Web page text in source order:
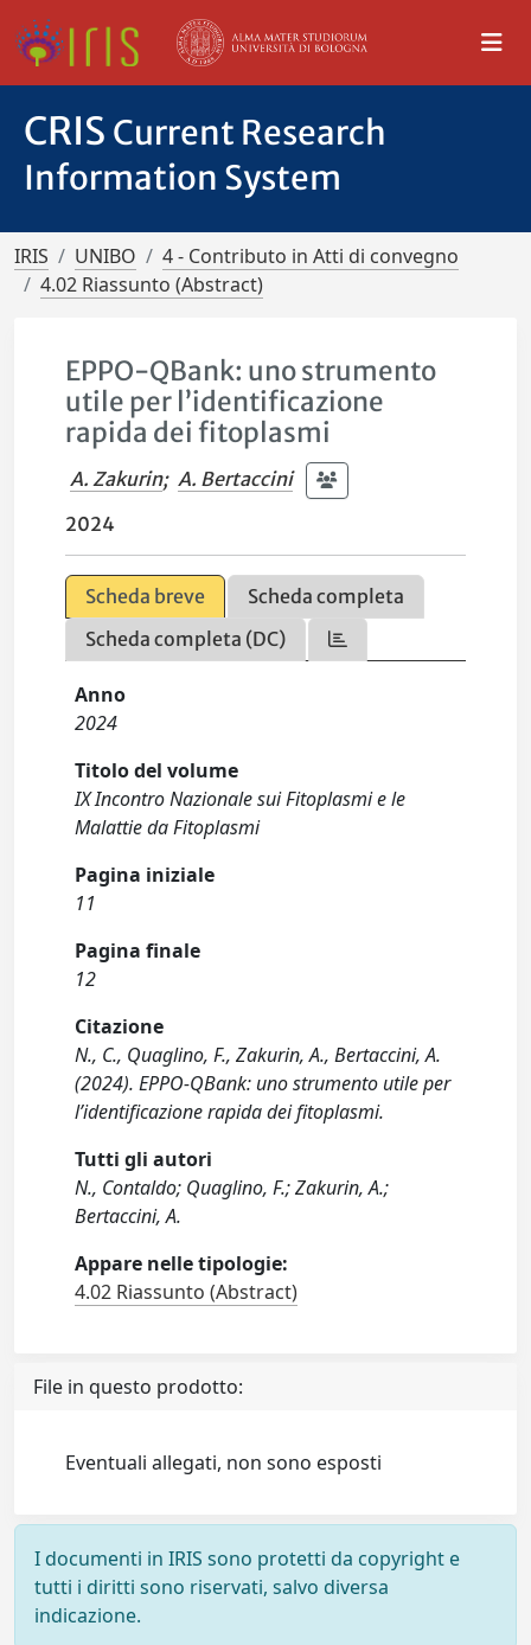
CRIS Current Research
Information System
IRIS UNIBO
4 - Contributo in Atti di convegno
4.02 Riassunto (Abstract)
EPPO-QBank: uno strumento
utile per l’identificazione
rapida dei fitoplasmi
A. Zakurin; A. Bertaccini
2024
Scheda breve
Scheda completa
Scheda completa (DC)
Anno
2024
Titolo del volume
IX Incontro Nazionale sui Fitoplasmi e le
Malattie da Fitoplasmi
Pagina iniziale
11
Pagina finale
12
Citazione
N., C., Quaglino, F., Zakurin, A., Bertaccini, A.
(2024). EPPO-QBank: uno strumento utile per
l’identificazione rapida dei fitoplasmi.
Tutti gli autori
N., Contaldo; Quaglino, F.; Zakurin, A.;
Bertaccini, A.
Appare nelle tipologie:
4.02 Riassunto (Abstract)
File in questo prodotto:
Eventuali allegati, non sono esposti
I documenti in IRIS sono protetti da copyright e
tutti i diritti sono riservati, salvo diversa
indicazione.